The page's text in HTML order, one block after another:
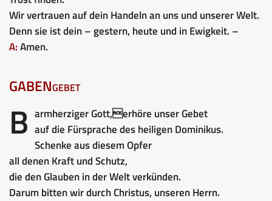
Wir vertrauen auf dein Handeln an uns und unserer Welt.
Denn sie ist dein – gestern, heute und in Ewigkeit. –
A:Amen.
GABENgebet
B armherziger Gott,erhöre unser Gebet
auf die Fürsprache des heiligen Dominikus.
Schenke aus diesem Opfer
all denen Kraft und Schutz,
die den Glauben in der Welt verkünden.
Darum bitten wir durch Christus, unseren Herrn.